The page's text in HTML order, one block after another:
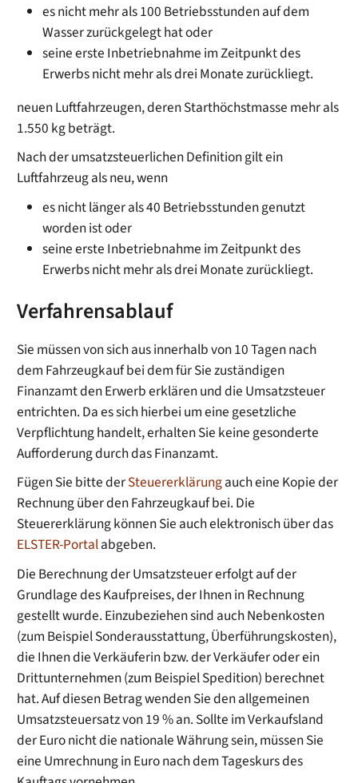
es nicht mehr als 100 Betriebsstunden auf dem
Wasser zurückgelegt hat oder
seine erste Inbetriebnahme im Zeitpunkt des
Erwerbs nicht mehr als drei Monate zurückliegt.
neuen Luftfahrzeugen, deren Starthöchstmasse mehr als
1.550 kg beträgt.
Nach der umsatzsteuerlichen Definition gilt ein
Luftfahrzeug als neu, wenn
es nicht länger als 40 Betriebsstunden genutzt
worden ist oder
seine erste Inbetriebnahme im Zeitpunkt des
Erwerbs nicht mehr als drei Monate zurückliegt.
Verfahrensablauf
Sie müssen von sich aus innerhalb von 10 Tagen nach
dem Fahrzeugkauf bei dem für Sie zuständigen
Finanzamt den Erwerb erklären und die Umsatzsteuer
entrichten. Da es sich hierbei um eine gesetzliche
Verpflichtung handelt, erhalten Sie keine gesonderte
Aufforderung durch das Finanzamt.
Fügen Sie bitte derSteuererklärungauch eine Kopie der
Rechnung über den Fahrzeugkauf bei. Die
Steuererklärung können Sie auch elektronisch über das
ELSTER-Portalabgeben.
Die Berechnung der Umsatzsteuer erfolgt auf der
Grundlage des Kaufpreises, der Ihnen in Rechnung
gestellt wurde. Einzubeziehen sind auch Nebenkosten
(zum Beispiel Sonderausstattung, Überführungskosten),
die Ihnen die Verkäuferin bzw. der Verkäufer oder ein
Drittunternehmen (zum Beispiel Spedition) berechnet
hat. Auf diesen Betrag wenden Sie den allgemeinen
Umsatzsteuersatz von 19 % an. Sollte im Verkaufsland
der Euro nicht die nationale Währung sein, müssen Sie
eine Umrechnung in Euro nach dem Tageskurs des